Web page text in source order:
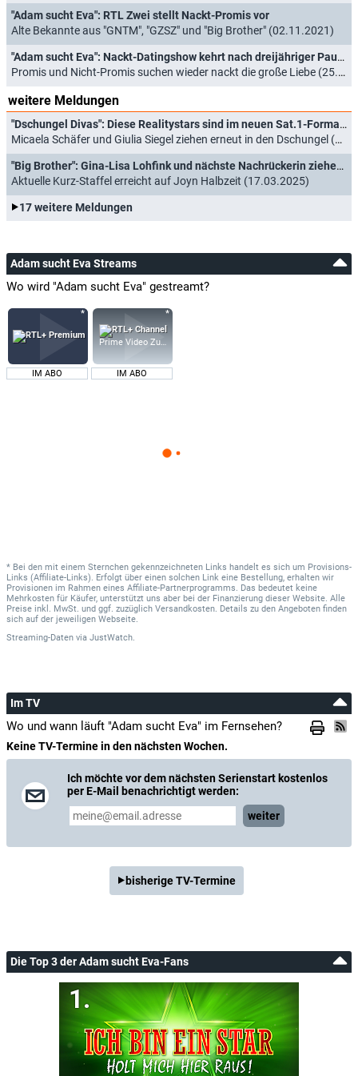
"Adam sucht Eva": RTL Zwei stellt Nackt-Promis vor
Alte Bekannte aus "GNTM", "GZSZ" und "Big Brother" (02.11.2021)
"Adam sucht Eva": Nackt-Datingshow kehrt nach dreijähriger Pause zurück
Promis und Nicht-Promis suchen wieder nackt die große Liebe (25.10.2021)
weitere Meldungen
"Dschungel Divas": Diese Realitystars sind im neuen Sat.1-Format dabei
Micaela Schäfer und Giulia Siegel ziehen erneut in den Dschungel (20.07.2026)
"Big Brother": Gina-Lisa Lohfink und nächste Nachrückerin ziehen ein
Aktuelle Kurz-Staffel erreicht auf Joyn Halbzeit (17.03.2025)
17 weitere Meldungen
Adam sucht Eva Streams
Wo wird "Adam sucht Eva" gestreamt?
IM ABO
Prime Video Zusatz-Kanäle
IM ABO
* Bei den mit einem Sternchen gekennzeichneten Links handelt es sich um Provisions-
Links (Affiliate-Links). Erfolgt über einen solchen Link eine Bestellung, erhalten wir
Provisionen im Rahmen eines Affiliate-Partnerprogramms. Das bedeutet keine
Mehrkosten für Käufer, unterstützt uns aber bei der Finanzierung dieser Website. Alle
Preise inkl. MwSt. und ggf. zuzüglich Versandkosten. Details zu den Angeboten finden
sich auf der jeweiligen Webseite.
Streaming-Daten via JustWatch.
Im TV
Wo und wann läuft "Adam sucht Eva" im Fernsehen?
Keine TV-Termine in den nächsten Wochen.
Ich möchte vor dem nächsten Serienstart kostenlos
per E-Mail benachrichtigt werden:
weiter
bisherige TV-Termine
Die Top 3 der Adam sucht Eva-Fans